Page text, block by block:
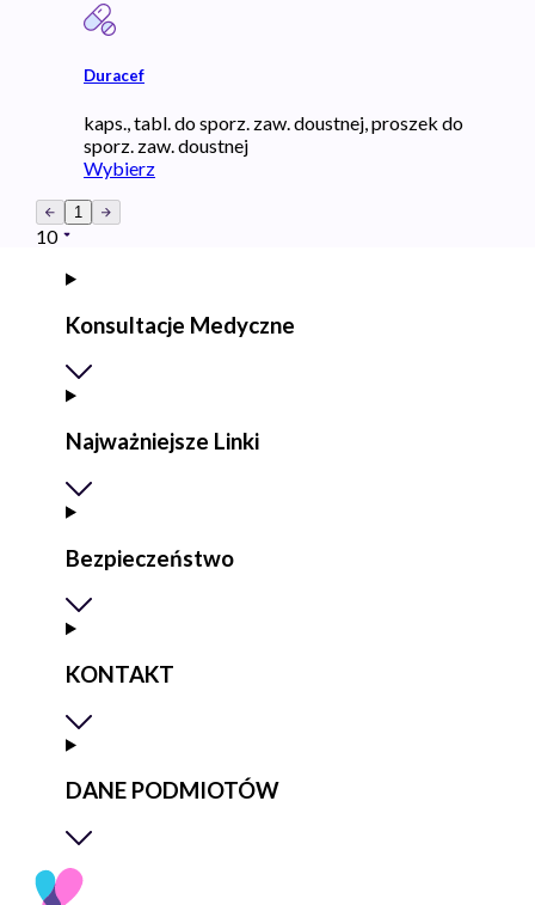
Duracef
kaps., tabl. do sporz. zaw. doustnej, proszek do
sporz. zaw. doustnej
Wybierz
1
10
Konsultacje Medyczne
Najważniejsze Linki
Bezpieczeństwo
KONTAKT
DANE PODMIOTÓW